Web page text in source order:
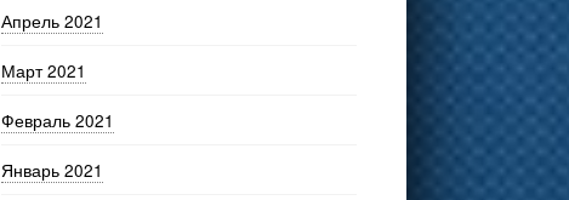
Апрель 2021
Март 2021
Февраль 2021
Январь 2021